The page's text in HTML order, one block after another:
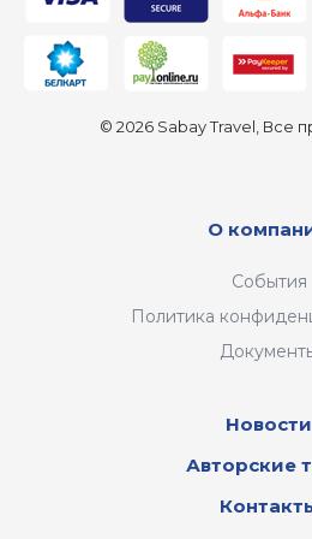
© 2026 Sabay Travel, Все
О
События
Политика
Новости
Авторские